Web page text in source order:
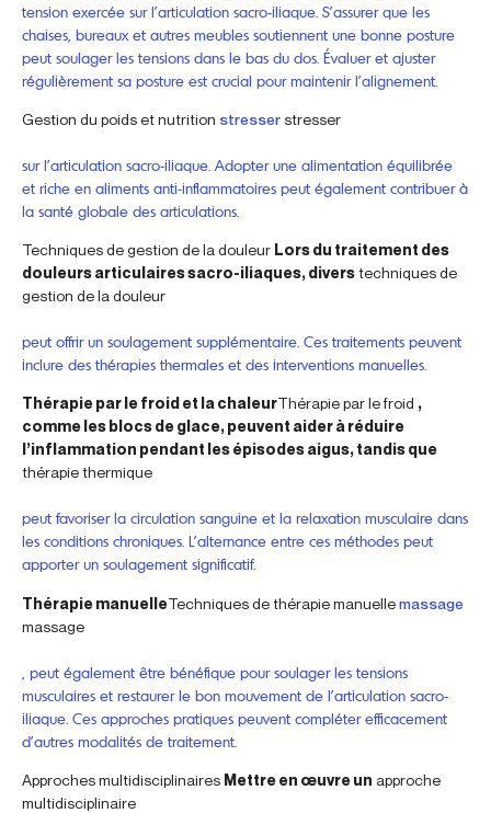
tension exercée sur l’articulation sacro-iliaque. S’assurer que les
chaises, bureaux et autres meubles soutiennent une bonne posture
peut soulager les tensions dans le bas du dos. Évaluer et ajuster
régulièrement sa posture est crucial pour maintenir l’alignement.
Gestion du poids et nutrition stresser stresser
sur l’articulation sacro-iliaque. Adopter une alimentation équilibrée
et riche en aliments anti-inflammatoires peut également contribuer à
la santé globale des articulations.
Techniques de gestion de la douleur Lors du traitement des
douleurs articulaires sacro-iliaques, diverstechniques de
gestion de la douleur
peut offrir un soulagement supplémentaire. Ces traitements peuvent
inclure des thérapies thermales et des interventions manuelles.
Thérapie par le froid et la chaleurThérapie par le froid ,
comme les blocs de glace, peuvent aider à réduire
l’inflammation pendant les épisodes aigus, tandis que
thérapie thermique
peut favoriser la circulation sanguine et la relaxation musculaire dans
les conditions chroniques. L’alternance entre ces méthodes peut
apporter un soulagement significatif.
Thérapie manuelleTechniques de thérapie manuellemassage
massage
, peut également être bénéfique pour soulager les tensions
musculaires et restaurer le bon mouvement de l’articulation sacro-
iliaque. Ces approches pratiques peuvent compléter efficacement
d’autres modalités de traitement.
Approches multidisciplinaires Mettre en œuvre un approche
multidisciplinaire